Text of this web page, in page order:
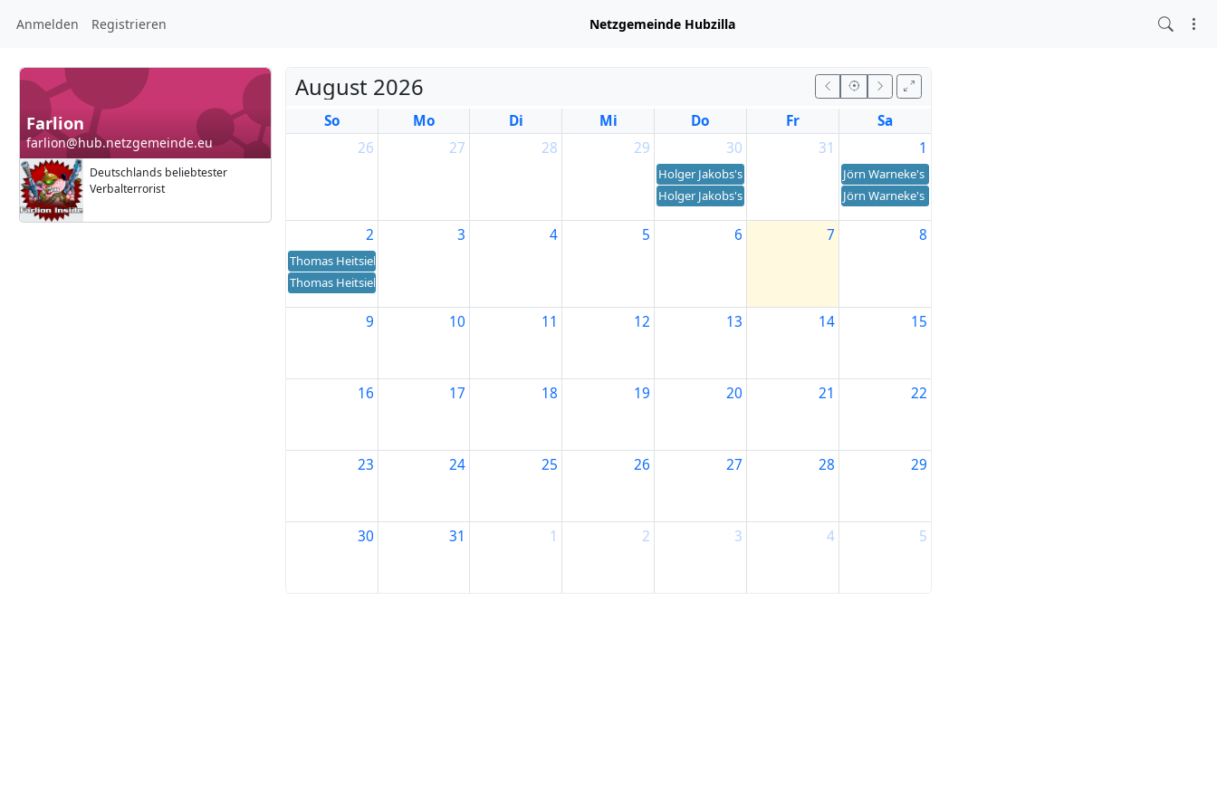
Anmelden Registrieren Netzgemeinde Hubzilla
Farlion
farlion@hub.netzgemeinde.eu
Deutschlands beliebtester
Verbalterrorist
August 2026
So Mo Di Mi Do Fr
Sa
26
27 28 29 30
Holger Jakobs's birthday
Holger Jakobs's birthday
31 1
Jörn Warneke's birthday
Jörn Warneke's birthday
2
Thomas Heitsiek's birthday
Thomas Heitsiek's birthday
3 4 5 6 7 8
9 10 11 12 13 14 15
16 17 18 19 20 21 22
23 24 25 26 27 28 29
30 31 1 2 3 4 5